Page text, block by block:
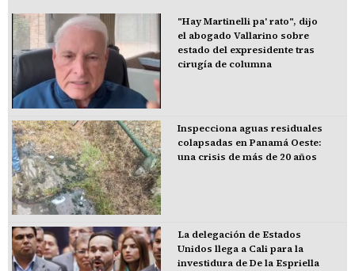
"Hay Martinelli pa' rato", dijo
el abogado Vallarino sobre
estado del expresidente tras
cirugía de columna
Inspecciona aguas residuales
colapsadas en Panamá Oeste:
una crisis de más de 20 años
La delegación de Estados
Unidos llega a Cali para la
investidura de De la Espriella